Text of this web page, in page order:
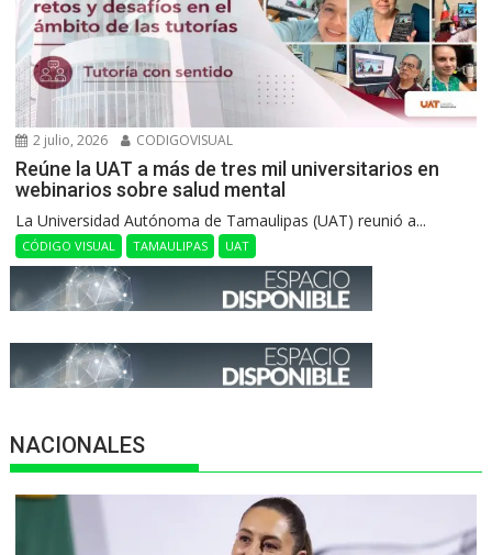
2 julio, 2026 CODIGOVISUAL
Reúne la UAT a más de tres mil universitarios en
webinarios sobre salud mental
La Universidad Autónoma de Tamaulipas (UAT) reunió a...
CÓDIGO VISUAL TAMAULIPAS UAT
NACIONALES